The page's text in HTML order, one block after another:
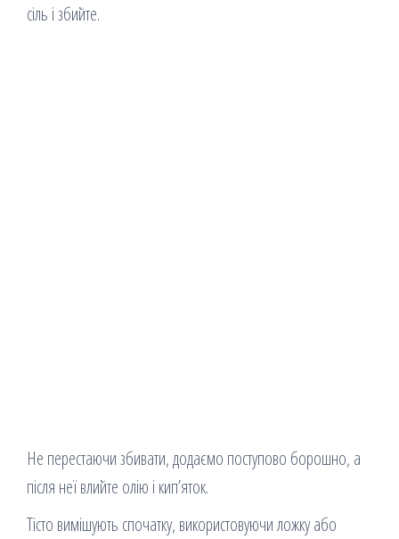
сіль і збийте.
Не перестаючи збивати, додаємо поступово борошно, а
після неї влийте олію і кип’яток.
Тісто вимішують спочатку, використовуючи ложку або